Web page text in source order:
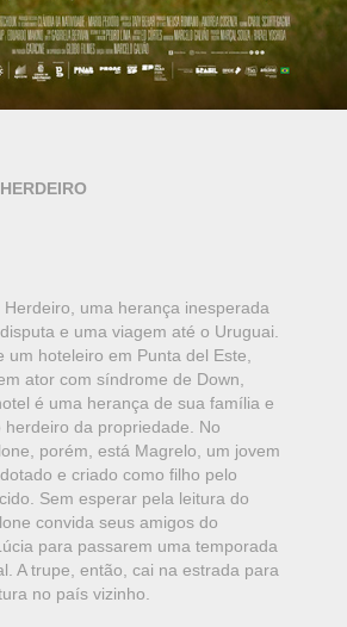
Herdeiro, uma herança inesperada
e uma viagem até o Uruguai.
um hoteleiro em Punta del Este,
ator com síndrome de Down,
é uma herança de sua família e
da propriedade. No
porém, está Magrelo, um jovem
e criado como filho pelo
Sem esperar pela leitura do
convida seus amigos do
para passarem uma temporada
A trupe, então, cai na estrada para
no país vizinho.